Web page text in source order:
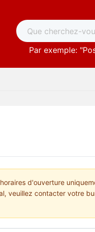
Par exemple: "
d'ouverture
veuillez contacter votre